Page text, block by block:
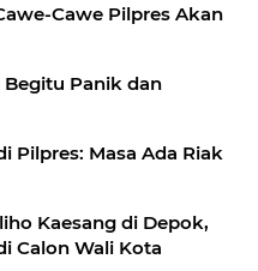
Cawe Pilpres Akan
Panik dan
Pilpres: Masa Ada Riak
Kaesang di Depok,
Calon Wali Kota